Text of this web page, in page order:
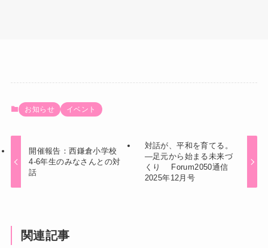
お知らせ イベント
開催報告：西鎌倉小学校
4-6年生のみなさんとの対
話
対話が、平和を育てる。
―足元から始まる未来づ
くり Forum2050通信
2025年12月号
関連記事